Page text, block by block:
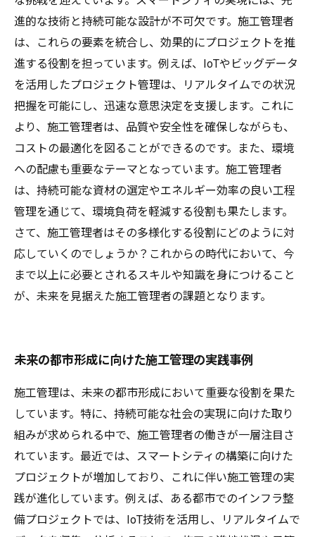
進的な技術と持続可能な設計が不可欠です。施工管理者
は、これらの要素を統合し、効果的にプロジェクトを推
進する役割を担っています。例えば、IoTやビッグデータ
を活用したプロジェクト管理は、リアルタイムでの状況
把握を可能にし、迅速な意思決定を支援します。これに
より、施工管理者は、品質や安全性を確保しながらも、
コストの最適化を図ることができるのです。また、環境
への配慮も重要なテーマとなっています。施工管理者
は、持続可能な資材の選定やエネルギー効率の良い工程
管理を通じて、環境負荷を軽減する役割も果たします。
さて、施工管理者はその多様化する役割にどのように対
応していくのでしょうか？これからの時代において、今
まで以上に必要とされるスキルや知識を身につけること
が、未来を見据えた施工管理者の課題となります。
未来の都市形成に向けた施工管理の実践事例
施工管理は、未来の都市形成において重要な役割を果た
しています。特に、持続可能な社会の実現に向けた取り
組みが求められる中で、施工管理者の働きが一層注目さ
れています。最近では、スマートシティの構築に向けた
プロジェクトが増加しており、これに伴い施工管理の実
践が進化しています。例えば、ある都市でのインフラ整
備プロジェクトでは、IoT技術を活用し、リアルタイムで